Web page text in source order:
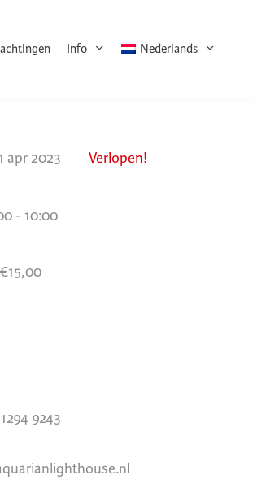
Info Nederlands
apr 2023 Verlopen!
- 10:00
€15,00
9243